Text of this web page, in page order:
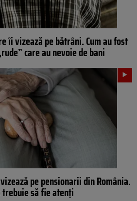
îi vizează pe bătrâni. Cum au fost
care au nevoie de bani
pe pensionarii din România.
trebuie să fie atenţi